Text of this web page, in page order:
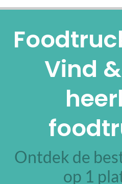
Vind
Ontdek de
op 1